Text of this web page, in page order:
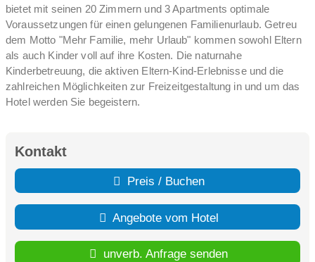
bietet mit seinen 20 Zimmern und 3 Apartments optimale
Voraussetzungen für einen gelungenen Familienurlaub. Getreu
dem Motto "Mehr Familie, mehr Urlaub" kommen sowohl Eltern
als auch Kinder voll auf ihre Kosten. Die naturnahe
Kinderbetreuung, die aktiven Eltern-Kind-Erlebnisse und die
zahlreichen Möglichkeiten zur Freizeitgestaltung in und um das
Hotel werden Sie begeistern.
(reizfreies Klima) oder der Mateera-Spa - die herzliche
Gastfreundschaft, das ausgezeichnete Essen und die
gemütliche Bar mit offenem Kamin und Sonnenterrasse bieten
Ihnen einen unvergesslichen Urlaub.
Kontakt
Preis / Buchen
Angebote vom Hotel
unverb. Anfrage senden